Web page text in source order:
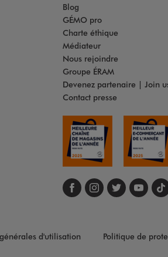
Blog
GÉMO pro
Charte éthique
Médiateur
Nous rejoindre
Groupe ÉRAM
Devenez partenaire | Join
Contact presse
Suivez-
Suivez-
d'utilisation Politique de